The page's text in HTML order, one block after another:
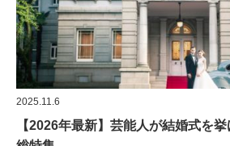
2025.11.6
【2026年最新】芸能人が結婚式を